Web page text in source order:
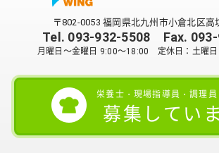
〒802-0053 福岡県北九州市小倉北区高
Tel. 093-932-5508 Fax.
月曜日～金曜日 9:00～18:00 定休日：土曜日
栄養士・現場指導員・調理員
募集してい